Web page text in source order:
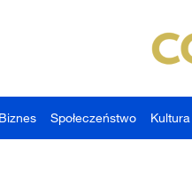
Biznes Społeczeństwo Kultura